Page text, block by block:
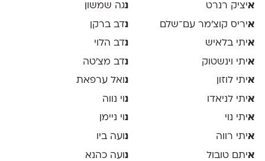
איציק רנרט
איריס קוצ׳מר עם־שלם
איתי בלאיש
איתי וינשטוק
איתי לוזון
איתי לניאדו
איתי נוי
איתי רווה
איתם טובול
נגה שמשון
נדב ברקן
נדב הלוי
נדב מצ׳טה
נואל ערפאת
נ וי נווה
נוי ניימן
נ ועה ביו
נ ועה כהנא